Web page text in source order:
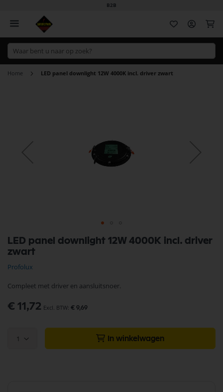
B2B
Home LED panel downlight 12W 4000K incl. driver zwart
LED panel downlight 12W 4000K incl. driver
zwart
Profolux
Compleet met driver en aansluitsnoer.
€ 11,72 € 9,69
1 In winkelwagen
naar
het
van
afbeeldingen-